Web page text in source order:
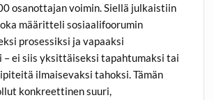
osanottajan voimin. Siellä julkaistiin
määritteli sosiaalifoorumin
prosessiksi ja vapaaksi
ei siis yksittäiseksi tapahtumaksi tai
ilmaisevaksi tahoksi. Tämän
konkreettinen suuri,